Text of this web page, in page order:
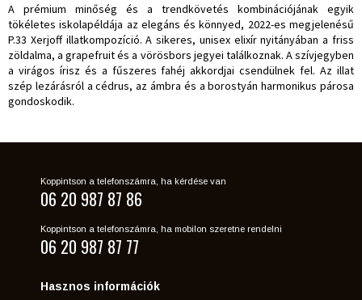
A prémium minőség és a trendkövetés kombinációjának egyik
tökéletes iskolapéldája az elegáns és könnyed, 2022-es megjelenésű
P.33 Xerjoff illatkompozíció. A sikeres, unisex elixír nyitányában a friss
zöldalma, a grapefruit és a vörösbors jegyei találkoznak. A szívjegyben
a virágos írisz és a fűszeres fahéj akkordjai csendülnek fel. Az illat
szép lezárásról a cédrus, az ámbra és a borostyán harmonikus párosa
gondoskodik.
Koppintson a telefonszámra, ha kérdése van
06 20 987 87 86
Koppintson a telefonszámra, ha mobilon szeretne rendelni
06 20 987 87 77
Hasznos információk